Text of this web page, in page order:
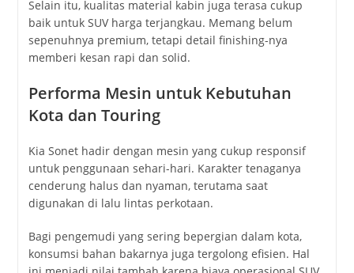
Selain itu, kualitas material kabin juga terasa cukup
baik untuk SUV harga terjangkau. Memang belum
sepenuhnya premium, tetapi detail finishing-nya
memberi kesan rapi dan solid.
Performa Mesin untuk Kebutuhan
Kota dan Touring
Kia Sonet hadir dengan mesin yang cukup responsif
untuk penggunaan sehari-hari. Karakter tenaganya
cenderung halus dan nyaman, terutama saat
digunakan di lalu lintas perkotaan.
Bagi pengemudi yang sering bepergian dalam kota,
konsumsi bahan bakarnya juga tergolong efisien. Hal